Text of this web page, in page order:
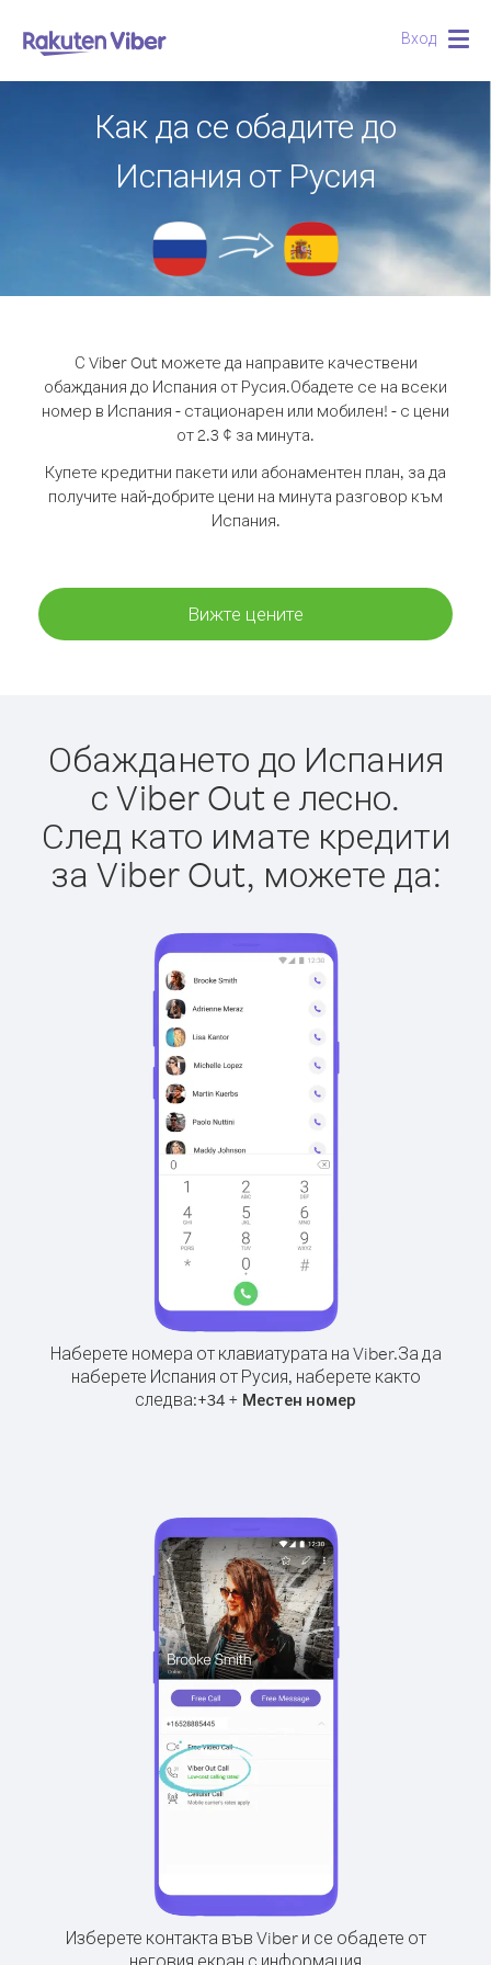
Вход
Как да се обадите до
Испания от Русия
С Viber Out можете да направите качествени
обаждания до Испания от Русия.Обадете се на всеки
номер в Испания - стационарен или мобилен! - с цени
от 2.3 ¢ за минута.
Купете кредитни пакети или абонаментен план, за да
получите най-добрите цени на минута разговор към
Испания.
Вижте цените
Обаждането до Испания
с Viber Out е лесно.
След като имате кредити
за Viber Out, можете да:
Наберете номера от клавиатурата на Viber.За да
наберете Испания от Русия, наберете както
следва:+34 + Местен номер
Изберете контакта във Viber и се обадете от
неговия екран с информация